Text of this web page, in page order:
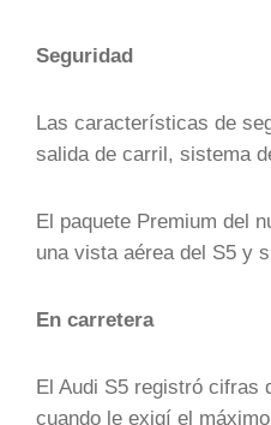
Seguridad
Las características de
salida de carril, sistema
El paquete Premium del
una vista aérea del S5 y
En carretera
El Audi S5 registró cifras
cuando le exigí el